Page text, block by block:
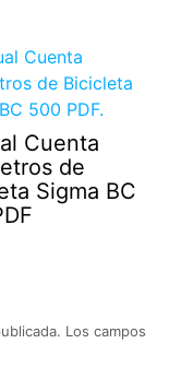
Cuenta
de
Sigma BC
Los campos